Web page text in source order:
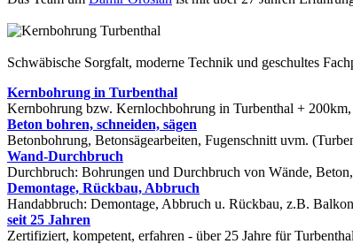
Schwäbische Sorgfalt, moderne Technik und geschultes
Kernbohrung in Turbenthal
Kernbohrung bzw. Kernlochbohrung in Turbenthal +
Beton bohren, schneiden, sägen
Betonbohrung, Betonsägearbeiten, Fugenschnitt uvm.
Wand-Durchbruch
Durchbruch: Bohrungen und Durchbruch von Wände,
Demontage, Rückbau, Abbruch
Handabbruch: Demontage, Abbruch u. Rückbau, z.B.
seit 25 Jahren
Zertifiziert, kompetent, erfahren - über 25 Jahre für